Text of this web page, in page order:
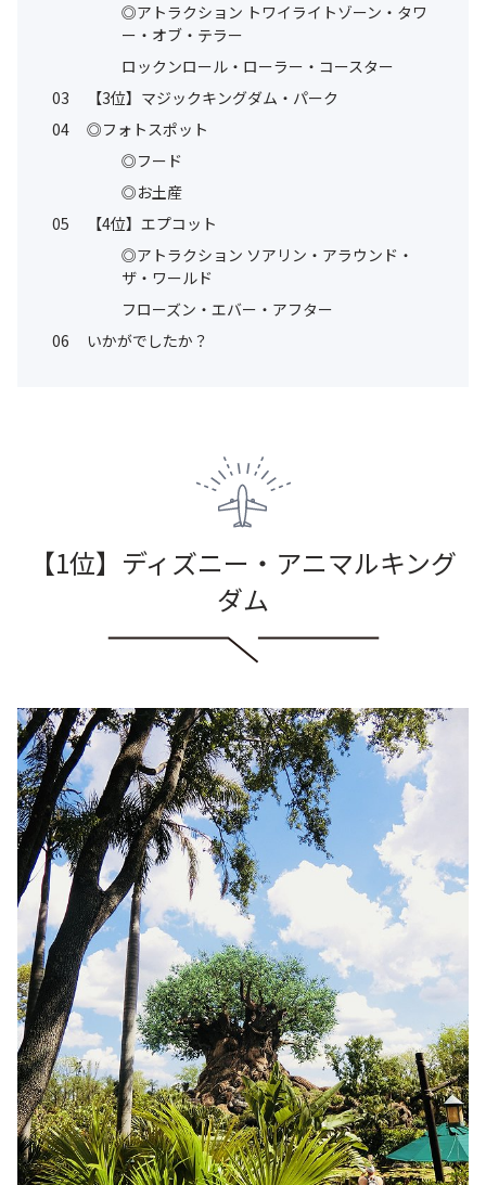
◎アトラクション トワイライトゾーン・タワ
ー・オブ・テラー
ロックンロール・ローラー・コースター
03
【3位】マジックキングダム・パーク
04
◎フォトスポット
◎フード
◎お土産
05
【4位】エプコット
◎アトラクション ソアリン・アラウンド・
ザ・ワールド
フローズン・エバー・アフター
06
いかがでしたか？
【1位】ディズニー・アニマルキング
ダム